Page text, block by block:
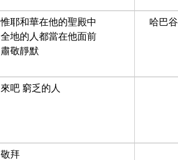
惟耶和華在他的聖殿中
全地的人都當在他面前
肅敬靜默
哈巴
來吧 窮乏的人
敬拜